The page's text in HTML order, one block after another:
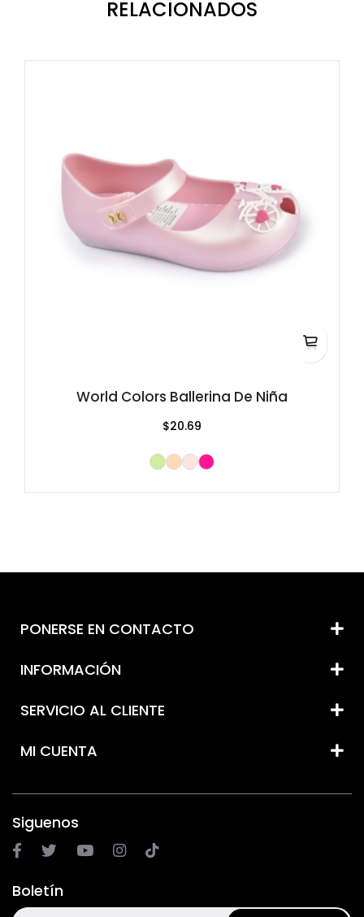
RELACIONADOS
World Colors Ballerina De Niña
$20.69
PONERSE EN CONTACTO
INFORMACIÓN
SERVICIO AL CLIENTE
MI CUENTA
Siguenos
Boletín